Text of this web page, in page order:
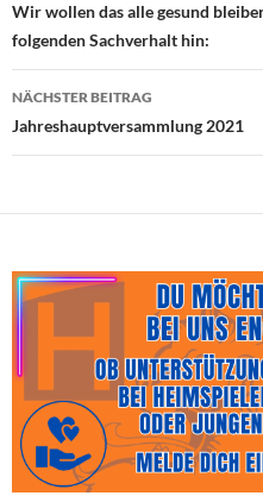
Wir wollen das alle gesund
folgenden Sachverhalt hin:
NÄCHSTER BEITRAG
Jahreshauptversammlung 2021